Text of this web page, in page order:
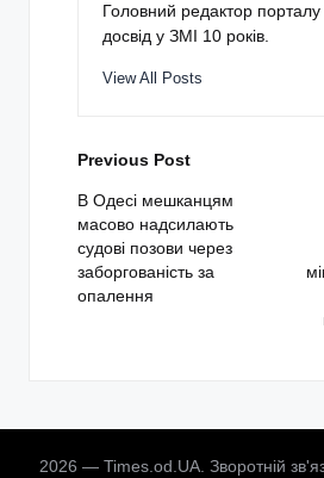
Головний редактор
досвід у ЗМІ 10 років.
View All Posts
Post
navigation
Previous Post
В Одесі мешканцям
масово надсилають
судові позови через
заборгованість за
опалення
2026 — Times.od.UA. Зворотній